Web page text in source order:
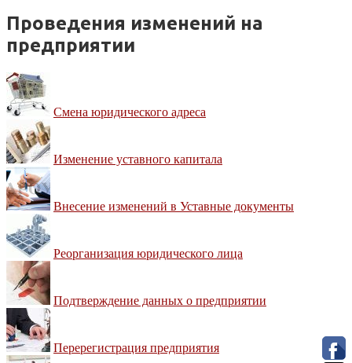
Проведения изменений на
предприятии
Смена юридического адреса
Изменение уставного капитала
Внесение изменений в Уставные документы
Реорганизация юридического лица
Подтверждение данных о предприятии
Перерегистрация предприятия